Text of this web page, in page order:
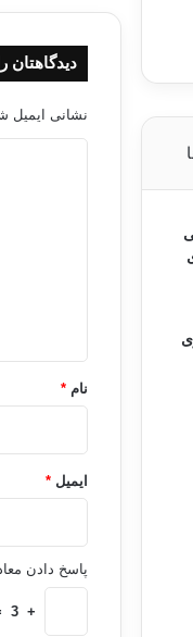
دیدگاهتان
نشانی ایمیل
نام *
ایمیل *
پاسخ دادن
+
3